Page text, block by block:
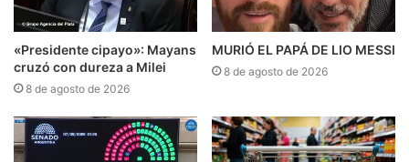
«Presidente cipayo»: Mayans
cruzó con dureza a Milei
8 de agosto de 2026
MURIÓ EL PAPÁ DE LIO MESSI
8 de agosto de 2026